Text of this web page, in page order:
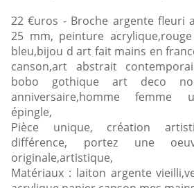
22 €uros - Broche argente fleuri
25 mm, peinture
bleu,bijou d art fait mains en
canson,art abstrait
bobo gothique art deco
anniversaire,homme femme
épingle,
Pièce unique, création
différence, portez une
originale,artistique,
Matériaux : laiton argente